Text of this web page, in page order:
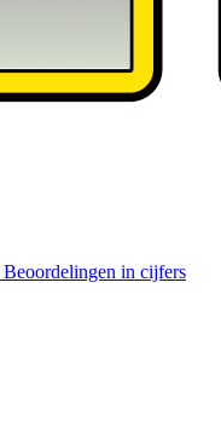
Beoordelingen in cijfers